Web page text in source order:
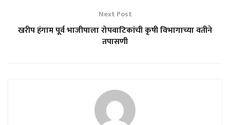
Next Post
खरीप हंगाम पूर्व भाजीपाला रोपवाटिकांची कृषी विभागाच्या वतीने
तपासणी